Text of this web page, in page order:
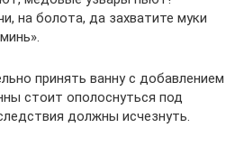
на болота, да захватите муки
принять ванну с добавлением
стоит ополоснуться под
должны исчезнуть.